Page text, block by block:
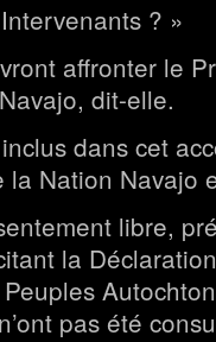
? »
affronter le
dit-elle.
dans cet
la Nation Navajo
libre,
la
pas été